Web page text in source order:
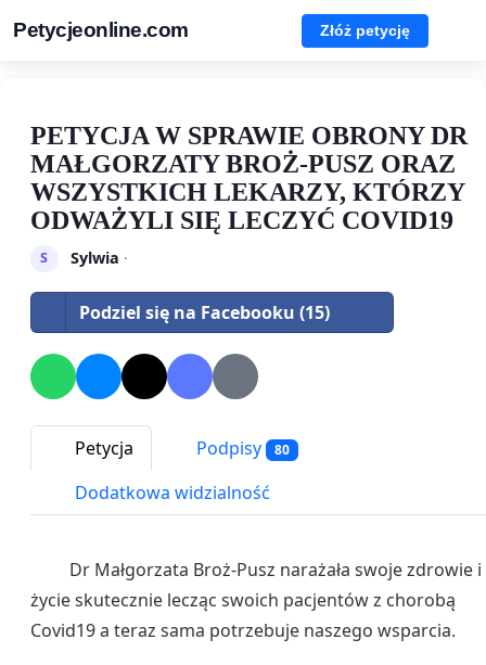
Petycjeonline.com Złóż petycję
PETYCJA W SPRAWIE OBRONY DR
MAŁGORZATY BROŻ-PUSZ ORAZ
WSZYSTKICH LEKARZY, KTÓRZY
ODWAŻYLI SIĘ LECZYĆ COVID19
S Sylwia ·
Podziel się na Facebooku (15)
Petycja Podpisy 80
Dodatkowa widzialność
Dr Małgorzata Broż-Pusz narażała swoje zdrowie i
życie skutecznie lecząc swoich pacjentów z chorobą
Covid19 a teraz sama potrzebuje naszego wsparcia.